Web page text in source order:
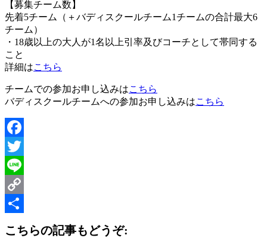
【募集チーム数】
先着5チーム（＋バディスクールチーム1チームの合計最大6
チーム）
・18歳以上の大人が1名以上引率及びコーチとして帯同する
こと
詳細はこちら
チームでの参加お申し込みはこちら
バディスクールチームへの参加お申し込みはこちら
Facebook
Twitter
Line
Copy
こちらの記事もどうぞ: